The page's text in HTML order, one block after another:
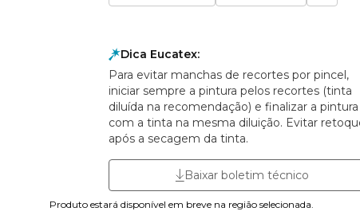
Dica Eucatex:
Para evitar manchas de recortes por pincel,
iniciar sempre a pintura pelos recortes (tinta
diluída na recomendação) e finalizar a pintura
com a tinta na mesma diluição. Evitar
após a secagem da tinta.
Baixar boletim técnico
Produto estará disponível em breve na região selecionada.